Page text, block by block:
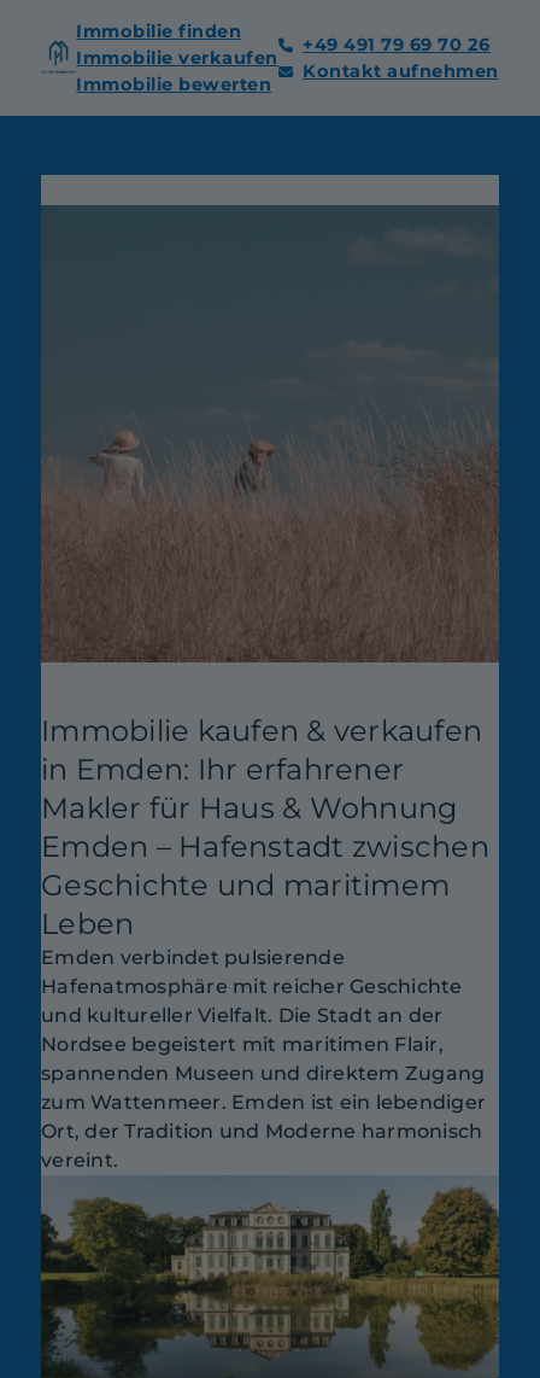
Immobilie finden
Immobilie verkaufen
Immobilie bewerten
+49 491 79 69 70 26
Kontakt aufnehmen
Immobilie kaufen & verkaufen
in Emden: Ihr erfahrener
Makler für Haus & Wohnung
Emden – Hafenstadt zwischen
Geschichte und maritimem
Leben
Emden verbindet pulsierende
Hafenatmosphäre mit reicher Geschichte
und kultureller Vielfalt. Die Stadt an der
Nordsee begeistert mit maritimen Flair,
spannenden Museen und direktem Zugang
zum Wattenmeer. Emden ist ein lebendiger
Ort, der Tradition und Moderne harmonisch
vereint.